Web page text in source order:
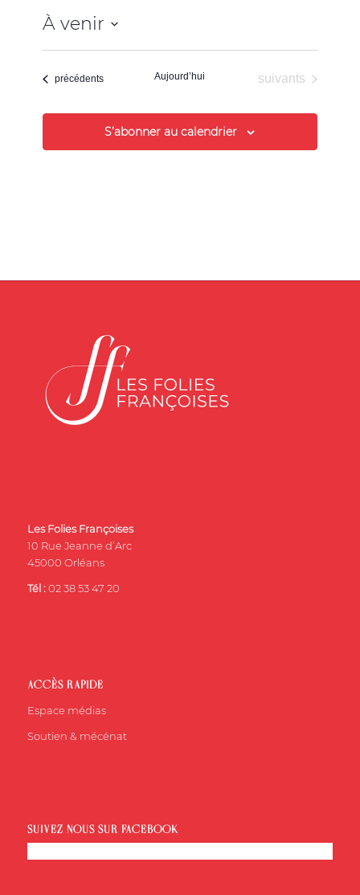
À venir
date.Évènements
précédents Aujourd’hui Évènements
suivants
S’abonner au calendrier
Les Folies Françoises
10 Rue Jeanne d’Arc
45000 Orléans
Tél : 02 38 53 47 20
ACCÈS RAPIDE
Espace médias
Soutien & mécénat
SUIVEZ-NOUS SUR FACEBOOK